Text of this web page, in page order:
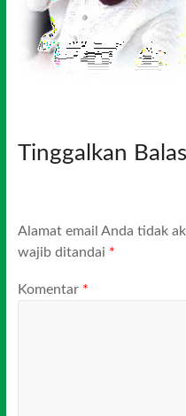
Tinggalkan
Alamat email Anda tidak
wajib ditandai *
Komentar *